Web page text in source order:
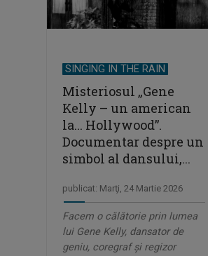
SINGING IN THE RAIN
Misteriosul „Gene
Kelly – un american
la... Hollywood”.
Documentar despre un
simbol al dansului,...
publicat: Marţi, 24 Martie 2026
Facem o călătorie prin lumea
lui Gene Kelly, dansator de
geniu, coregraf şi regizor